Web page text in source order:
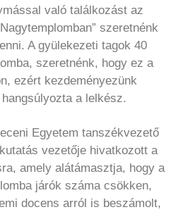
való találkozást az
szeretnénk
A gyülekezeti tagok 40
szeretnénk, hogy ez a
ezért kezdeményezünk
a lelkész.
Egyetem tanszékvezető
vezetője hivatkozott a
amely alátámasztja, hogy a
járók száma csökken,
docens arról is beszámolt,